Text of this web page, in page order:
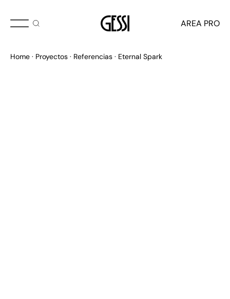
AREA PRO
Home Proyectos Referencias Eternal Spark